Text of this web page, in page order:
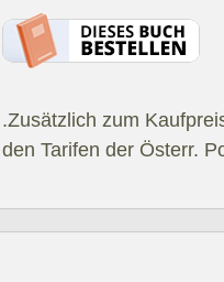
.Zusätzlich zum
den Tarifen der Österr.